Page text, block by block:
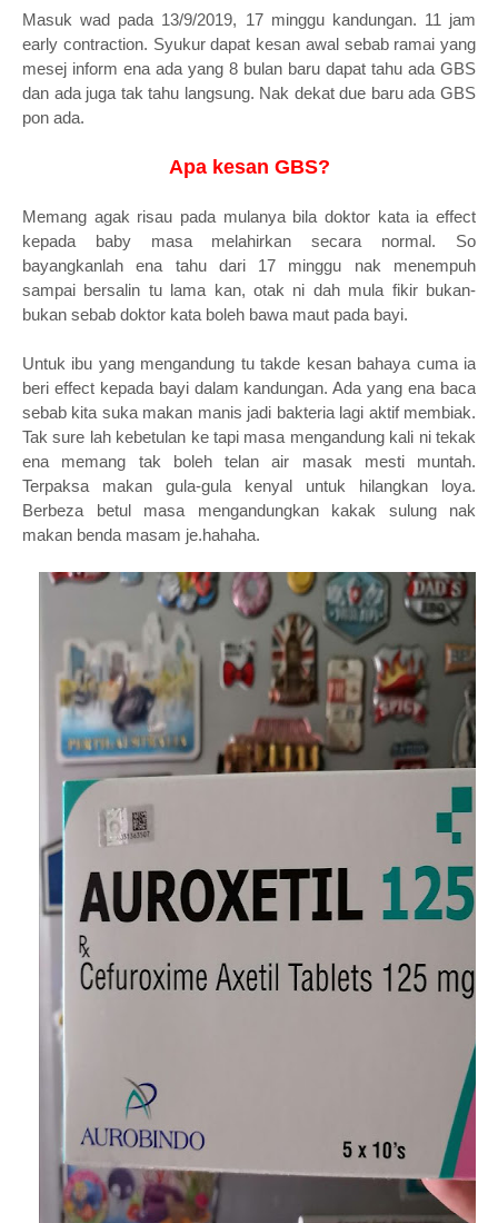
Masuk wad pada 13/9/2019, 17 minggu kandungan. 11 jam
early contraction. Syukur dapat kesan awal sebab ramai yang
mesej inform ena ada yang 8 bulan baru dapat tahu ada GBS
dan ada juga tak tahu langsung. Nak dekat due baru ada GBS
pon ada.
Apa kesan GBS?
Memang agak risau pada mulanya bila doktor kata ia effect
kepada baby masa melahirkan secara normal. So
bayangkanlah ena tahu dari 17 minggu nak menempuh
sampai bersalin tu lama kan, otak ni dah mula fikir bukan-
bukan sebab doktor kata boleh bawa maut pada bayi.
Untuk ibu yang mengandung tu takde kesan bahaya cuma ia
beri effect kepada bayi dalam kandungan. Ada yang ena baca
sebab kita suka makan manis jadi bakteria lagi aktif membiak.
Tak sure lah kebetulan ke tapi masa mengandung kali ni tekak
ena memang tak boleh telan air masak mesti muntah.
Terpaksa makan gula-gula kenyal untuk hilangkan loya.
Berbeza betul masa mengandungkan kakak sulung nak
makan benda masam je.hahaha.